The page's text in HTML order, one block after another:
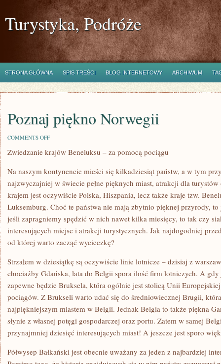
Turystyka, Podróże
STRONA GŁÓWNA SPIS TREŚCI BLOG INTERNETOWY ARCHIWUM
Poznaj piękno Norwegii
COMMENTS OFFON
PIĘKNO
NORWEGII
Zwiedzanie krajów Beneluksu – za pomocą pociągu
Na naszym kontynencie mieści się kilkadziesiąt państw, a w tym
najzwyczajniej w świecie pełne pięknych miast, atrakcji dla
krajem jest oczywiście Polska, Hiszpania, lecz także kraje tzw.
Luksemburg. Choć te państwa nie mają zbytnio pięknej przyrody, to
jeśli zapragniemy spędzić w nich nawet kilka miesięcy, to tak czy
interesujących miejsc i atrakcji turystycznych. Jak najdogodniej
od której warto zacząć wycieczkę?
Strzałem w dziesiątkę są oczywiście linie lotnicze – dzisiaj z
chociażby Gdańska, lata do Belgii spora ilość firm lotniczych. A
zapewne będzie Bruksela, która ogólnie jest stolicą Unii
pociągów. Z Brukseli warto udać się do średniowiecznej Brugii,
najpiękniejszym miastem w Belgii. Jednak Belgia to także piękna
słynie z własnej potęgi gospodarczej oraz portu. Zatem w samej
przynajmniej dziesięć interesujących miast! A jeszcze jest sporo
Półwysep Bałkański jest obecnie uważany za jeden z najbardziej